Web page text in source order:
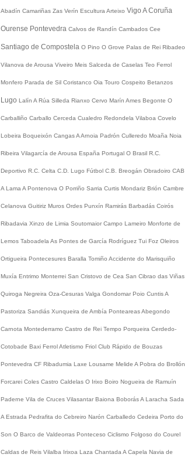
Abadín Camariñas Zas Verín Escultura Arteixo Vigo A Coruña
Ourense Pontevedra Calvos de Randín Cambados Cee
Santiago de Compostela O Pino O Grove Palas de Rei Ribadeo
Vilanova de Arousa Viveiro Meis Salceda de Caselas Teo Ferrol
Monfero Parada de Sil Coristanco Oia Touro Cospeito Betanzos
Lugo Lalín A Rúa Silleda Rianxo Cervo Marín Ames Begonte O
Carballiño Carballo Cerceda Cualedro Redondela Vilaboa Covelo
Lobeira Boqueixón CangasA Arnoia Padrón Culleredo Moaña Noia
Ribeira Vilagarcía de Arousa España Portugal O Brasil R.C.
Deportivo R.C. Celta C.D. Lugo Fútbol C.B. Breogán Obradoiro CAB
A Lama A Pontenova O Porriño Sarria Curtis Mondariz Brión Cambre
Celanova Guitiriz Muros Ordes Punxín Ramirás Barbadás Coirós
Ribadavia Xinzo de Limia Soutomaior Campo Lameiro Monforte de
Lemos Taboadela As Pontes de García Rodríguez Tui Foz Oleiros
Ortigueira Pontecesures Baralla Tomiño Accidente do Marisquiño
Muxía Entrimo Monterrei San Cristovo de Cea San Cibrao das Viñas
Quiroga Negreira Oza-Cesuras Valga Gondomar Poio CuntisA
Pastoriza Sandiás Xunqueira de Ambía PonteareasAbegondo
Carnota Montederramo Castro de Rei Tempo Porqueira Cerdedo-
Cotobade Baxi FerrolAtletismo Friol Club Rápido de Bouzas
Pontevedra CF Ribadumia Laxe Lousame Melide A Pobra do Brollón
Forcarei Coles Castro Caldelas O Irixo Boiro Nogueira de Ramuín
Paderne Vila de Cruces Vilasantar Baiona BoborásA Laracha Sada
A Estrada Pedrafita do Cebreiro Narón Carballedo Cedeira Porto do
Son O Barco de Valdeorras Ponteceso Ciclismo Folgoso do Courel
Caldas de Reis Vilalba Irixoa Laza Chantada A Capela Navia de